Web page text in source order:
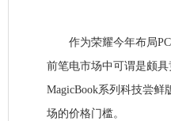
作为荣耀今年布局PC
前笔电市场中可谓是颇
MagicBook系列科技尝鲜
场的价格门槛。